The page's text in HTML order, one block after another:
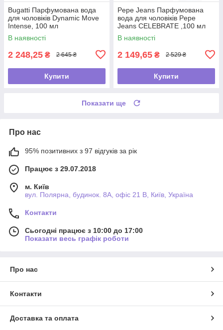
Bugatti Парфумована вода
для чоловіків Dynamic Move
Intense, 100 мл
В наявності
2 248,25 ₴ 2 645 ₴
Купити
Pepe Jeans Парфумована
вода для чоловіків Pepe
Jeans CELEBRATE ,100 мл
В наявності
2 149,65 ₴ 2 529 ₴
Купити
Показати ще
Про нас
95% позитивних з 97 відгуків за рік
Працює з 29.07.2018
м. Київ
вул. Полярна, будинок. 8А, офіс 21 В, Київ, Україна
Контакти
Сьогодні працює з 10:00 до 17:00
Показати весь графік роботи
Про нас
Контакти
Доставка та оплата